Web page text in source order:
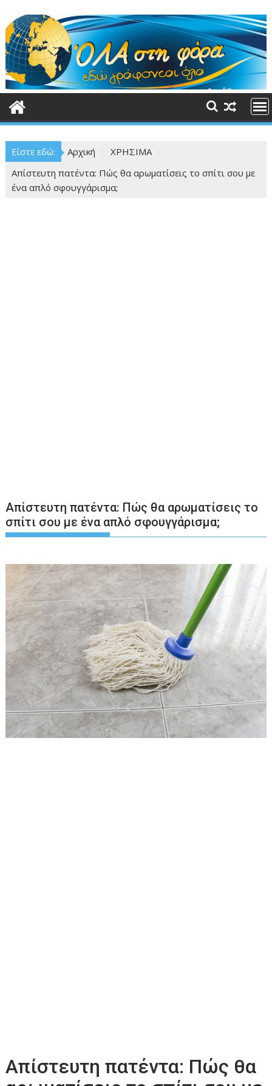
στο
περιεχόμενο
Είστε εδώ: Αρχική
ΧΡΗΣΙΜΑ
Απίστευτη πατέντα: Πώς θα αρωματίσεις το σπίτι σου με
ένα απλό σφουγγάρισμα;
Απίστευτη πατέντα: Πώς θα αρωματίσεις το
σπίτι σου με ένα απλό σφουγγάρισμα;
Απίστευτη πατέντα: Πώς θα